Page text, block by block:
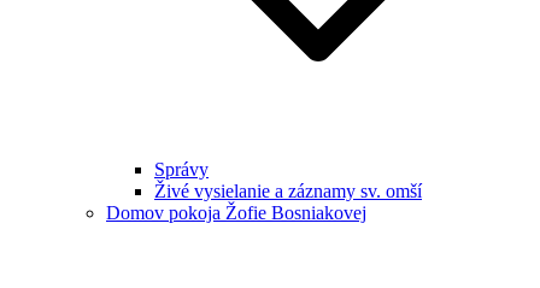
Správy
Živé vysielanie a záznamy sv. omší
Domov pokoja Žofie Bosniakovej